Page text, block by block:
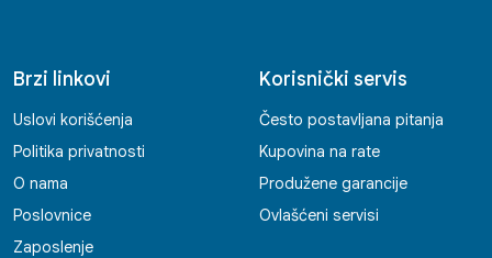
Brzi linkovi
Uslovi korišćenja
Politika privatnosti
O nama
Poslovnice
Zaposlenje
Korisnički servis
Često postavljana pitanja
Kupovina na rate
Produžene garancije
Ovlašćeni servisi